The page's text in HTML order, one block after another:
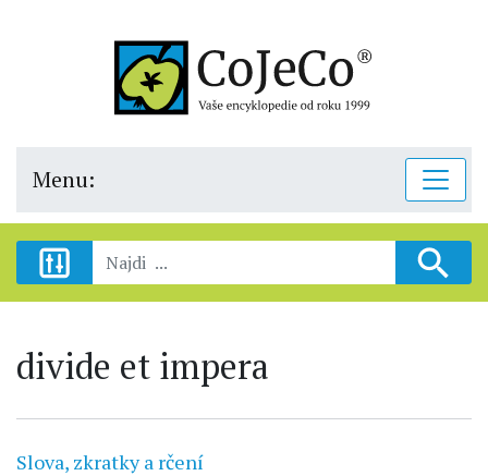
Menu:
divide et impera
Slova, zkratky a rčení